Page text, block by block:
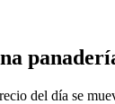
del día se